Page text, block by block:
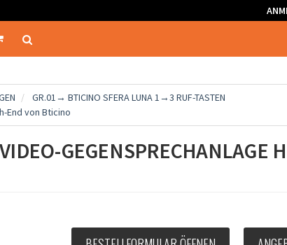
GR.01→ BTICINO SFERA LUNA 1→3 RUF-TASTEN
End von Bticino
GEGENSPRECHANLAGE